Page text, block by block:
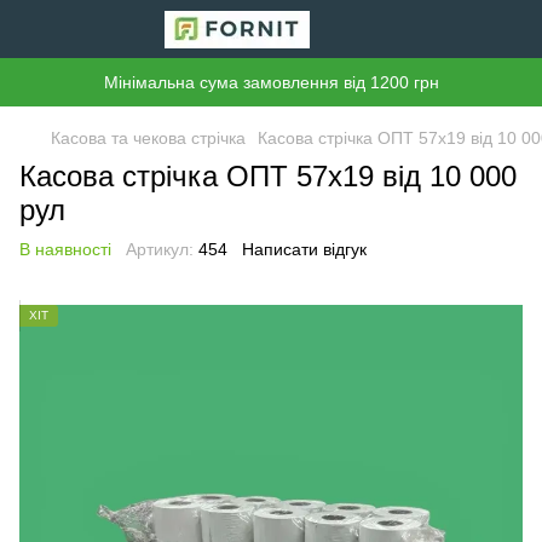
Мінімальна сума замовлення від 1200 грн
Касова та чекова стрічка Касова стрічка ОПТ 57х19 від 10
Касова стрічка ОПТ 57х19 від 10 000
рул
В наявності Артикул: 454 Написати відгук
ХІТ